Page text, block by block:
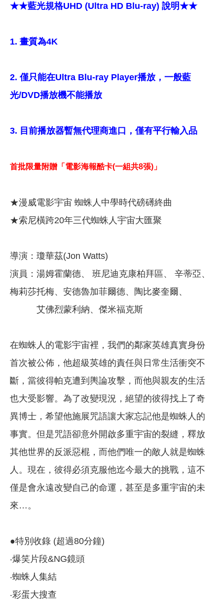
★★藍光規格UHD (Ultra HD Blu-ray) 說明★★
1. 畫質為4K
2. 僅只能在Ultra Blu-ray Player播放，一般藍
光/DVD播放機不能播放
3. 目前播放器暫無代理商進口，僅有平行輸入品
首批限量附贈「電影海報酷卡(一組共8張)」
★漫威電影宇宙 蜘蛛人中學時代磅礡終曲
★索尼橫跨20年三代蜘蛛人宇宙大匯聚
導演：瓊華茲(Jon Watts)
演員：湯姆霍蘭德、 班尼迪克康柏拜區、 辛蒂亞、
梅莉莎托梅、安德魯加菲爾德、陶比麥奎爾、
艾佛烈蒙利納、傑米福克斯
在蜘蛛人的電影宇宙裡，我們的鄰家英雄真實身份
首次被公佈，他超級英雄的責任與日常生活衝突不
斷，當彼得帕克遭到輿論攻擊，而他與親友的生活
也大受影響。為了改變現況，絕望的彼得找上了奇
異博士，希望他施展咒語讓大家忘記他是蜘蛛人的
事實。但是咒語卻意外開啟多重宇宙的裂縫，釋放
其他世界的反派惡棍，而他們唯一的敵人就是蜘蛛
人。現在，彼得必須克服他迄今最大的挑戰，這不
僅是會永遠改變自己的命運，甚至是多重宇宙的未
來…。
●特別收錄 (超過80分鐘)
‧爆笑片段&NG鏡頭
‧蜘蛛人集結
‧彩蛋大搜查